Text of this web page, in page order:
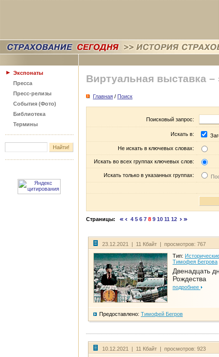
Экспонаты
Пресса
Пресс-релизы
События (Фото)
Библиотека
Термины
Виртуальная выставка –
Главная / Поиск
Поисковый запрос:
Искать в:
Не искать в ключевых словах:
Искать во всех группах ключевых слов:
Искать только в указанных группах:
Страницы: 4 5 6 7 8 9 10 11 12
23.12.2021 | 11 Кбайт | просмотров: 767
Тип:
Тимофея Бегрова
Двенадцать
Рождества
подробнее
Предоставлено: Тимофей Бегров
10.12.2021 | 11 Кбайт | просмотров: 923